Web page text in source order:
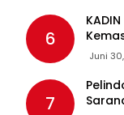
6
Juni
7